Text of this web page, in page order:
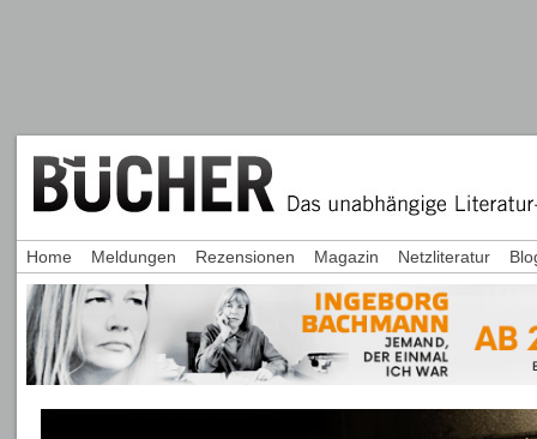
Home Meldungen Rezensionen Magazin Netzliteratur